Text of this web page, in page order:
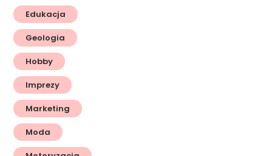
Edukacja
Geologia
Hobby
Imprezy
Marketing
Moda